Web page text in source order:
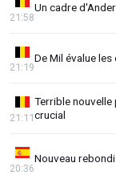
Un cadre
21:58
De Mil évalue
21:19
Terrible nouvelle
crucial
21:11
Nouveau
20:36